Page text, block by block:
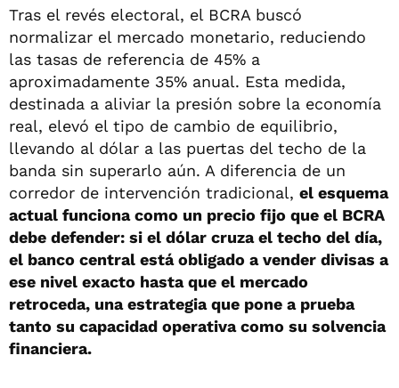
Tras el revés electoral, el BCRA buscó
normalizar el mercado monetario, reduciendo
las tasas de referencia de 45% a
aproximadamente 35% anual. Esta medida,
destinada a aliviar la presión sobre la economía
real, elevó el tipo de cambio de equilibrio,
llevando al dólar a las puertas del techo de la
banda sin superarlo aún. A diferencia de un
corredor de intervención tradicional, el esquema
actual funciona como un precio fijo que el BCRA
debe defender: si el dólar cruza el techo del día,
el banco central está obligado a vender divisas a
ese nivel exacto hasta que el mercado
retroceda, una estrategia que pone a prueba
tanto su capacidad operativa como su solvencia
financiera.